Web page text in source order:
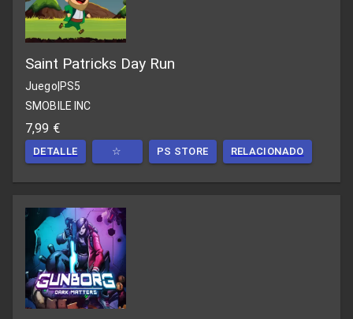
Saint Patricks Day Run
Juego PS5
SMOBILE INC
7,99 €
DETALLE ☆ PS STORE RELACIONADO